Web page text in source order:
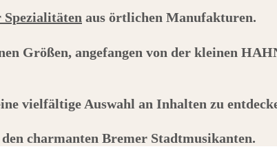
Spezialitäten aus örtlichen Manufakturen.
Größen, angefangen von der kleinen
vielfältige Auswahl an Inhalten zu
charmanten Bremer Stadtmusikanten.